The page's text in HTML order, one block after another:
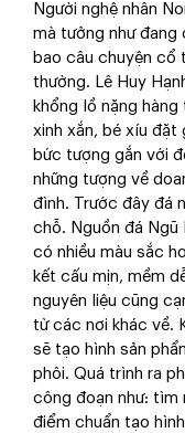
Người nghệ nhân
mà tưởng như đang
bao câu chuyện cổ
thường. Lê Huy
khổng lồ nặng
xinh xắn, bé xíu đặt
bức tượng gắn với
những tượng về
đình. Trước đây đá
chỗ. Nguồn đá Ngũ
có nhiều màu sắc
kết cấu mịn, mềm
nguyên liệu cũng
từ các nơi khác về.
sẽ tạo hình sản
phôi. Quá trình ra
công đoạn như: tìm
điểm chuẩn tạo